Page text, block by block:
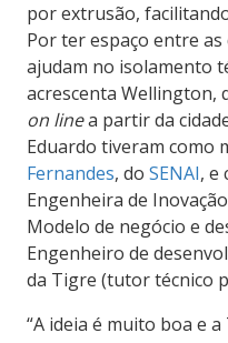
por extrusão,
Por ter espaço entre
ajudam no isolamento
acrescenta Wellington,
on linea partir da
Eduardo tiveram como
Fernandes, do SENAI, e
Engenheira de
Modelo de negócio e
Engenheiro de
da Tigre (tutor técnico
“A ideia é muito boa e